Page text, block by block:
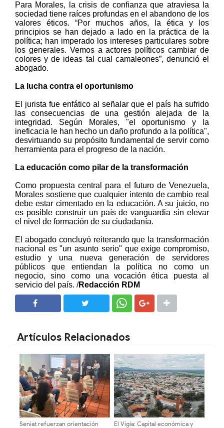
Para Morales, la crisis de confianza que atraviesa la
sociedad tiene raíces profundas en el abandono de los
valores éticos. “Por muchos años, la ética y los
principios se han dejado a lado en la práctica de la
política; han imperado los intereses particulares sobre
los generales. Vemos a actores políticos cambiar de
colores y de ideas tal cual camaleones”, denunció el
abogado.
La lucha contra el oportunismo
El jurista fue enfático al señalar que el país ha sufrido
las consecuencias de una gestión alejada de la
integridad. Según Morales, "el oportunismo y la
ineficacia le han hecho un daño profundo a la política",
desvirtuando su propósito fundamental de servir como
herramienta para el progreso de la nación.
La educación como pilar de la transformación
Como propuesta central para el futuro de Venezuela,
Morales sostiene que cualquier intento de cambio real
debe estar cimentado en la educación. A su juicio, no
es posible construir un país de vanguardia sin elevar
el nivel de formación de su ciudadanía.
El abogado concluyó reiterando que la transformación
nacional es "un asunto serio" que exige compromiso,
estudio y una nueva generación de servidores
públicos que entiendan la política no como un
negocio, sino como una vocación ética puesta al
servicio del país. /Redacción RDM
Artículos Relacionados
Seniat refuerzan orientación
El Vigía: Capital económica y